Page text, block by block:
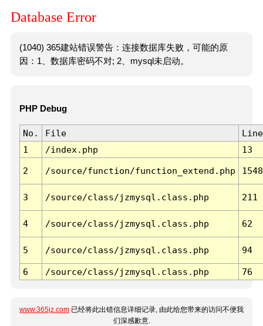
Database Error
(1040) 365建站错误警告：连接数据库失败，可能的原
因：1、数据库密码不对; 2、mysql未启动。
PHP Debug
No. File
Line
1
/index.php 13
2 /source/function/function_extend.php 1548
3 /source/class/jzmysql.class.php 211
4 /source/class/jzmysql.class.php 62
5 /source/class/jzmysql.class.php 94
6 /source/class/jzmysql.class.php 76
www.365jz.com 已经将此出错信息详细记录, 由此给您带来的访问不便我
们深感歉意.